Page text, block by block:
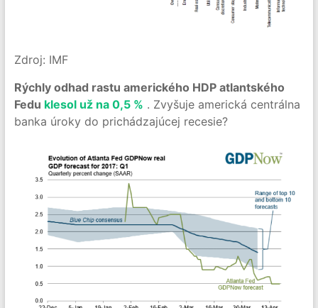
Zdroj: IMF
Rýchly odhad rastu amerického HDP atlantského
Fedu klesol už na 0,5 % . Zvyšuje americká centrálna
banka úroky do prichádzajúcej recesie?